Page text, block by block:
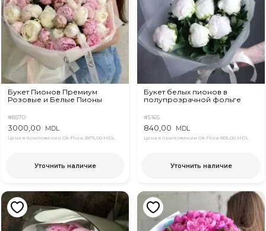
Букет Пионов Премиум
Розовые и Белые Пионы
#8570
3000,00 MDL
Цена в приложении Ok Flora 2875,00 MDL
Уточнить наличие
Букет белых пионов в
полупрозрачной фольге
#5165
840,00 MDL
Цена в приложении Ok Flora 805,00 MDL
Уточнить наличие